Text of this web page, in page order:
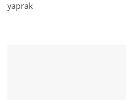
yaprak